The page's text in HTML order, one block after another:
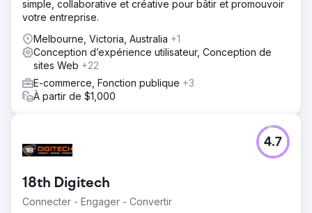
simple, collaborative et créative pour bâtir et promouvoir
votre entreprise.
Melbourne, Victoria, Australia +1
Conception d’expérience utilisateur, Conception de
sites Web +22
E-commerce, Fonction publique +3
À partir de $1,000
18th Digitech
Connecter - Engager - Convertir
4.7